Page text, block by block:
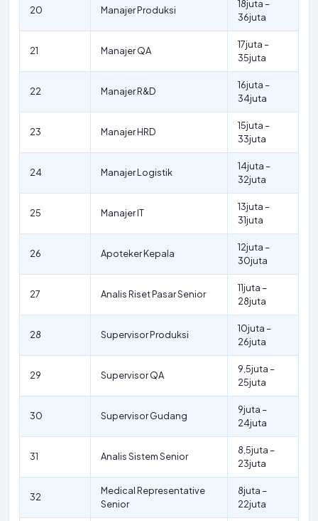
20 Manajer Produksi
18juta –
36juta
21 Manajer QA
17juta –
35juta
22 Manajer R&D
16juta –
34juta
23 Manajer HRD
15juta –
33juta
24 Manajer Logistik
14juta –
32juta
25 Manajer IT
13juta –
31juta
26 Apoteker Kepala
12juta –
30juta
27 Analis Riset Pasar Senior
11juta –
28juta
28 Supervisor Produksi
10juta –
26juta
29 Supervisor QA
9,5juta –
25juta
30 Supervisor Gudang
9juta –
24juta
31 Analis Sistem Senior
8,5juta –
23juta
32
Medical Representative
Senior
8juta –
22juta